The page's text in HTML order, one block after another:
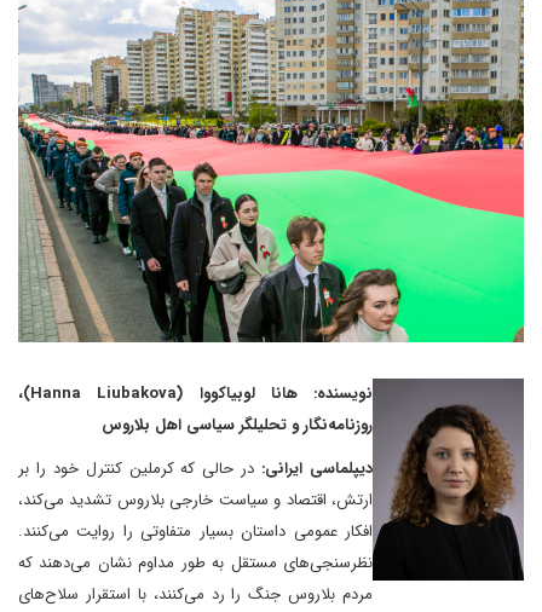
نویسنده: هانا لوبیاکووا (Hanna Liubakova)،
روزنامه‌نگار و تحلیلگر سیاسی اهل بلاروس
دیپلماسی ایرانی: در حالی که کرملین کنترل خود را بر
ارتش، اقتصاد و سیاست خارجی بلاروس تشدید می‌کند،
افکار عمومی داستان بسیار متفاوتی را روایت می‌کنند.
نظرسنجی‌های مستقل به طور مداوم نشان می‌دهند که
مردم بلاروس جنگ را رد می‌کنند، با استقرار سلاح‌های